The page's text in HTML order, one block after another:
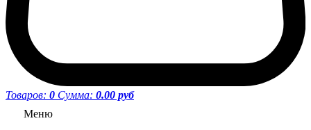
Товаров: 0 Сумма: 0.00 руб
Меню